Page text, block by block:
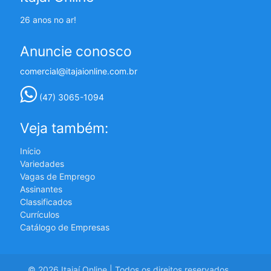
26 anos no ar!
Anuncie conosco
comercial@itajaionline.com.br
(47) 3065-1094
Veja também:
Início
Variedades
Vagas de Emprego
Assinantes
Classificados
Currículos
Catálogo de Empresas